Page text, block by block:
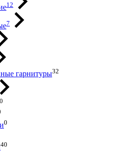
12
7
гарнитуры32
0
0
40